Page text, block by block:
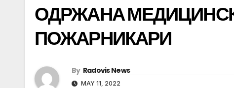
ОДРЖАНА
ПОЖАРНИКАРИ
By Radovis News
MAY 11, 2022